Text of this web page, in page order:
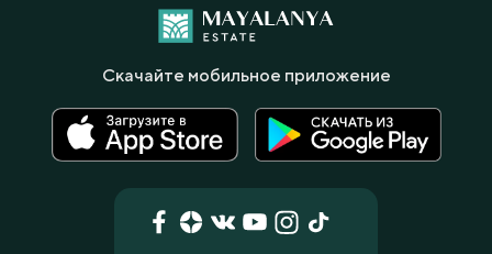
Скачайте мобильное приложение